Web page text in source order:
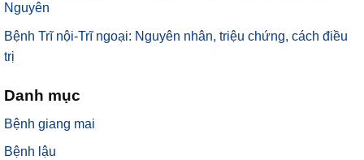
Nguyên
Bệnh Trĩ nội-Trĩ ngoại: Nguyên nhân, triệu chứng, cách điều
trị
Danh mục
Bệnh giang mai
Bệnh lậu